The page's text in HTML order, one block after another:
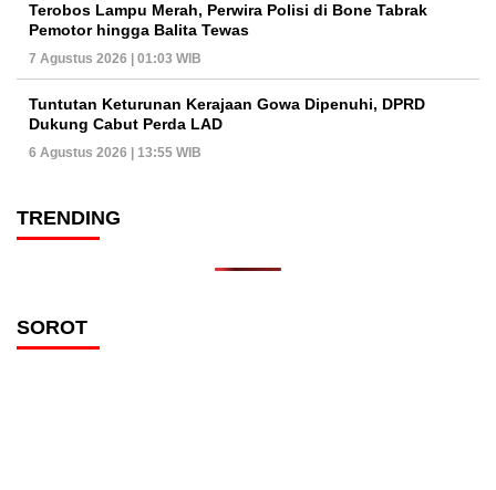
Terobos Lampu Merah, Perwira Polisi di Bone Tabrak
Pemotor hingga Balita Tewas
7 Agustus 2026 | 01:03 WIB
Tuntutan Keturunan Kerajaan Gowa Dipenuhi, DPRD
Dukung Cabut Perda LAD
6 Agustus 2026 | 13:55 WIB
TRENDING
SOROT